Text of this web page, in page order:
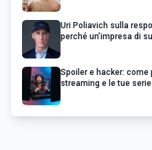
Uri Poliavich sulla
perché un’impresa di
Spoiler e hacker:
streaming e le tue